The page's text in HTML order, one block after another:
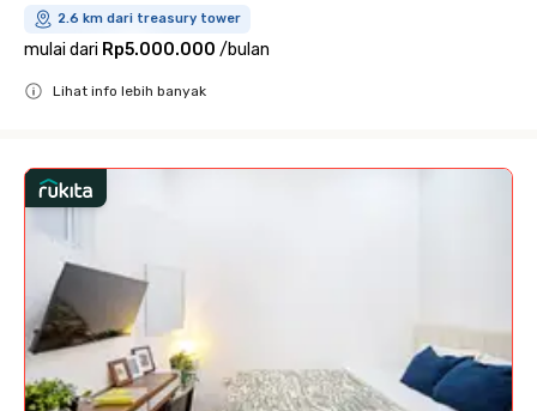
2.6 km dari treasury tower
mulai dari Rp5.000.000 /bulan
Lihat info lebih banyak